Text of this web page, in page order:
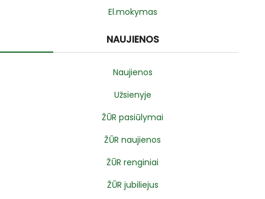
El.mokymas
NAUJIENOS
Naujienos
Užsienyje
ŽŪR pasiūlymai
ŽŪR naujienos
ŽŪR renginiai
ŽŪR jubiliejus